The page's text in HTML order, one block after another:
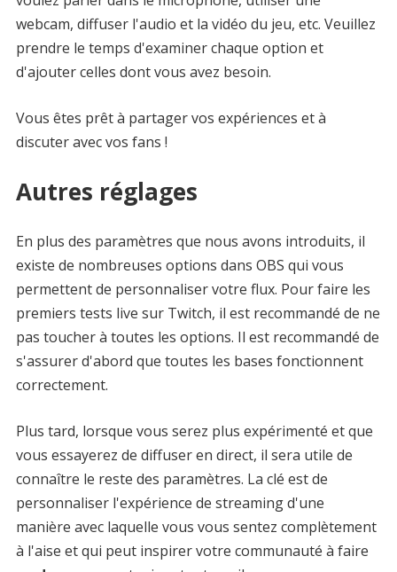
webcam, diffuser l'audio et la vidéo du jeu, etc. Veuillez
prendre le temps d'examiner chaque option et
d'ajouter celles dont vous avez besoin.
Vous êtes prêt à partager vos expériences et à
discuter avec vos fans !
Autres réglages
En plus des paramètres que nous avons introduits, il
existe de nombreuses options dans OBS qui vous
permettent de personnaliser votre flux. Pour faire les
premiers tests live sur Twitch, il est recommandé de ne
pas toucher à toutes les options. Il est recommandé de
s'assurer d'abord que toutes les bases fonctionnent
correctement.
Plus tard, lorsque vous serez plus expérimenté et que
vous essayerez de diffuser en direct, il sera utile de
connaître le reste des paramètres. La clé est de
personnaliser l'expérience de streaming d'une
manière avec laquelle vous vous sentez complètement
à l'aise et qui peut inspirer votre communauté à faire